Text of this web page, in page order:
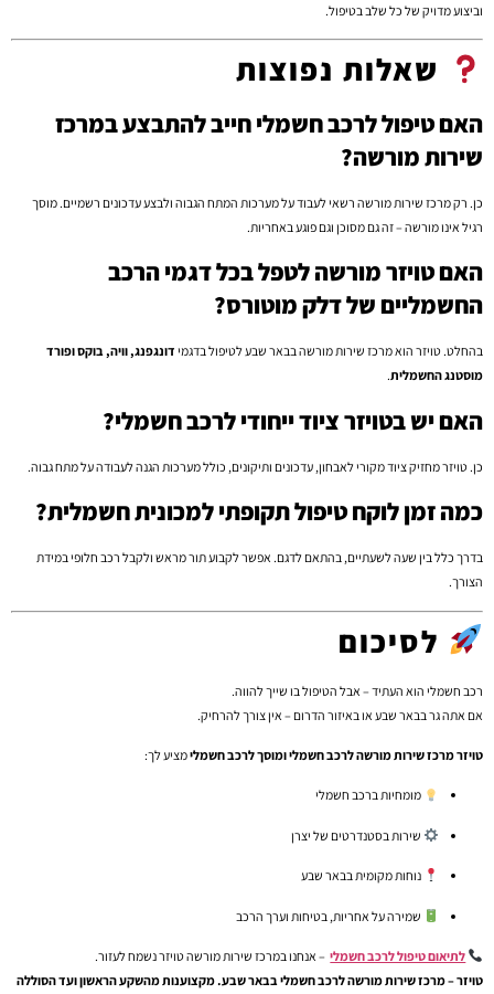
וביצוע מדויק של כל שלב בטיפול.
שאלות נפוצות
האם טיפול לרכב חשמלי חייב להתבצע במרכז
שירות מורשה?
כן. רק מרכז שירות מורשה רשאי לעבוד על מערכות המתח הגבוה ולבצע עדכונים רשמיים. מוסך
רגיל אינו מורשה – זה גם מסוכן וגם פוגע באחריות.
האם טויזר מורשה לטפל בכל דגמי הרכב
החשמליים של דלק מוטורס?
בהחלט. טויזר הוא מרכז שירות מורשה בבאר שבע לטיפול בדגמי דונגפנג, וויה, בוקס ופורד
מוסטנג החשמלית.
האם יש בטויזר ציוד ייחודי לרכב חשמלי?
כן. טויזר מחזיק ציוד מקורי לאבחון, עדכונים ותיקונים, כולל מערכות הגנה לעבודה על מתח גבוה.
כמה זמן לוקח טיפול תקופתי למכונית חשמלית?
בדרך כלל בין שעה לשעתיים, בהתאם לדגם. אפשר לקבוע תור מראש ולקבל רכב חלופי במידת
הצורך.
לסיכום
רכב חשמלי הוא העתיד – אבל הטיפול בו שייך להווה.
אם אתה גר בבאר שבע או באיזור הדרום – אין צורך להרחיק.
טויזר מרכז שירות מורשה לרכב חשמלי ומוסך לרכב חשמלימציע לך:
מומחיות ברכב חשמלי
שירות בסטנדרטים של יצרן
נוחות מקומית בבאר שבע
שמירה על אחריות, בטיחות וערך הרכב
לתיאום טיפול לרכב חשמלי– אנחנו במרכז שירות מורשה טויזר נשמח לעזור.
טויזר – מרכז שירות מורשה לרכב חשמלי בבאר שבע. מקצוענות מהשקע הראשון ועד הסוללה